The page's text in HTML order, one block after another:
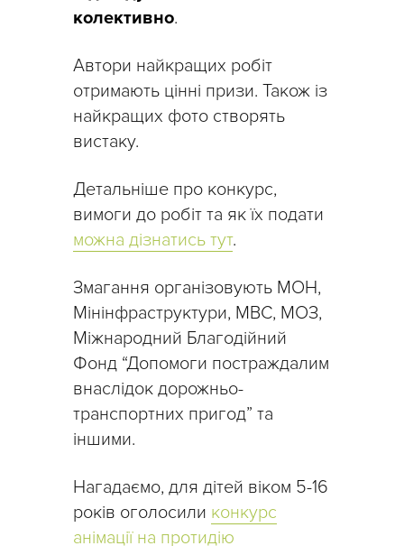
колективно.
Автори найкращих робіт
отримають цінні призи. Також із
найкращих фото створять
вистаку.
Детальніше про конкурс,
вимоги до робіт та як їх подати
можна дізнатись тут.
Змагання організовують МОН,
Мінінфраструктури, МВС, МОЗ,
Міжнародний Благодійний
Фонд “Допомоги постраждалим
внаслідок дорожньо-
транспортних пригод” та
іншими.
Нагадаємо, для дітей віком 5-16
років оголосили конкурс
анімації на протидію